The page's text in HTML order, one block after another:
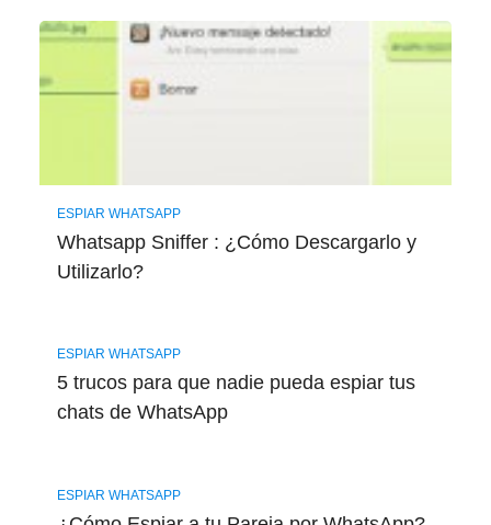
ESPIAR WHATSAPP
Whatsapp Sniffer : ¿Cómo Descargarlo y
Utilizarlo?
ESPIAR WHATSAPP
5 trucos para que nadie pueda espiar tus
chats de WhatsApp
ESPIAR WHATSAPP